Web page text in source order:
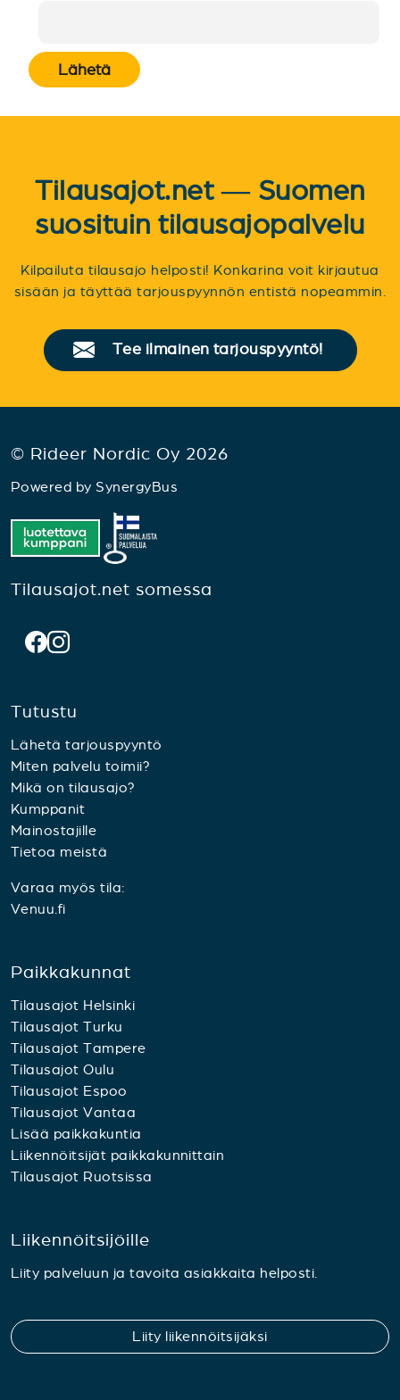
Lähetä
Tilausajot.net — Suomen
suosituin tilausajopalvelu
Kilpailuta tilausajo helposti! Konkarina voit kirjautua
sisään ja täyttää tarjouspyynnön entistä nopeammin.
Tee ilmainen tarjouspyyntö!
© Rideer Nordic Oy 2026
Powered by SynergyBus
Tilausajot.net somessa
Tutustu
Lähetä tarjouspyyntö
Miten palvelu toimii?
Mikä on tilausajo?
Kumppanit
Mainostajille
Tietoa meistä
Varaa myös tila:
Venuu.fi
Paikkakunnat
Tilausajot Helsinki
Tilausajot Turku
Tilausajot Tampere
Tilausajot Oulu
Tilausajot Espoo
Tilausajot Vantaa
Lisää paikkakuntia
Liikennöitsijät paikkakunnittain
Tilausajot Ruotsissa
Liikennöitsijöille
Liity palveluun ja tavoita asiakkaita helposti.
Liity liikennöitsijäksi